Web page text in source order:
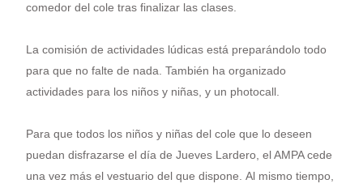
comedor del cole tras finalizar las clases.
La comisión de actividades lúdicas está preparándolo todo
para que no falte de nada. También ha organizado
actividades para los niños y niñas, y un photocall.
Para que todos los niños y niñas del cole que lo deseen
puedan disfrazarse el día de Jueves Lardero, el AMPA cede
una vez más el vestuario del que dispone Al mismo tiempo,